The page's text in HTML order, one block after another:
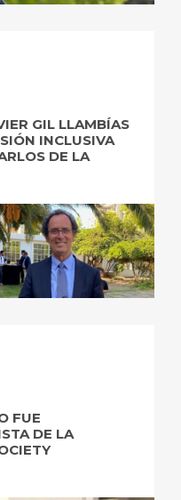
GIL LLAMBÍAS
INCLUSIVA
DE LA
FUE
DE LA